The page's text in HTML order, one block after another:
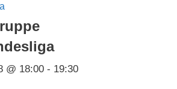
@ 18:00 - 19:30